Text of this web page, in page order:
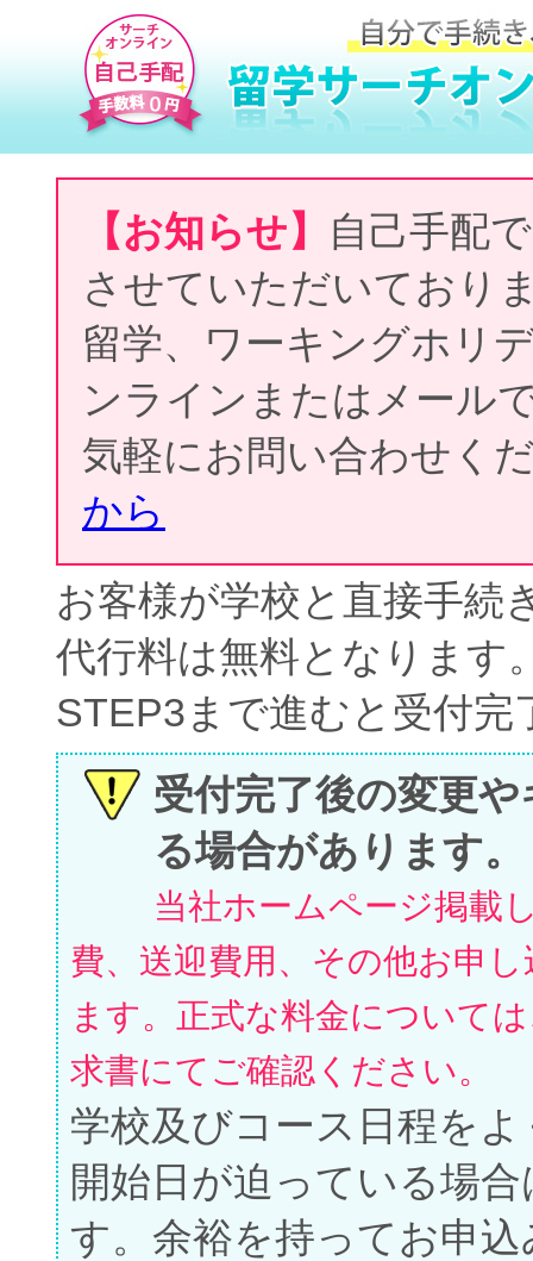
【お知らせ】
自己手配
させていただいており
留学、ワーキングホリ
ンラインまたはメール
気軽にお問い合わせく
から
お客様が学校と直接手続
代行料は無料となります
STEP3まで進むと受付完
受付完了後の変更
る場合があります。
当社ホームページ掲載
費、送迎費用、その他お申
ます。正式な料金について
求書にてご確認ください。
学校及びコース日程を
開始日が迫っている場
す。余裕を持ってお申